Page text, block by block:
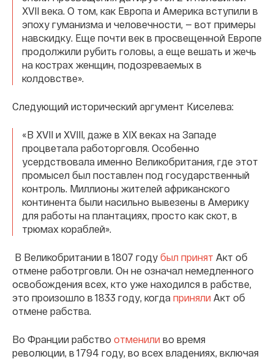
XVII века. О том, как Европа и Америка вступили в
эпоху гуманизма и человечности, — вот примеры
навскидку. Еще почти век в просвещенной Европе
продолжили рубить головы, а еще вешать и жечь
на кострах женщин, подозреваемых в
колдовстве».
Следующий исторический аргумент Киселева:
«В XVII и XVIII, даже в XIX веках на Западе
процветала работорговля. Особенно
усердствовала именно Великобритания, где этот
промысел был поставлен под государственный
контроль. Миллионы жителей африканского
континента были насильно вывезены в Америку
для работы на плантациях, просто как скот, в
трюмах кораблей».
В Великобритании в 1807 году был принят Акт об
отмене работрговли. Он не означал немедленного
освобождения всех, кто уже находился в рабстве,
это произошло в 1833 году, когда приняли Акт об
отмене рабства.
Во Франции рабство отменили во время
революции, в 1794 году, во всех владениях, включая